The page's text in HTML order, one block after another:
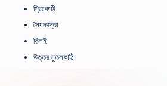
প্রিয়কাঠি
সৈয়দবস্তা
তিলই
উত্তর সুতলকাঠি।